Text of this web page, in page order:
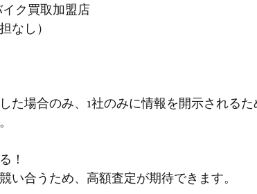
ク買取加盟店
なし）
た場合のみ、1社のみに情報を開示される
！
い合うため、高額査定が期待できます。